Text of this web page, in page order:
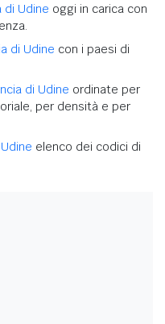
di Udine oggi in carica con
di Udine con i paesi di
di Udine ordinate per
per densità e per
elenco dei codici di